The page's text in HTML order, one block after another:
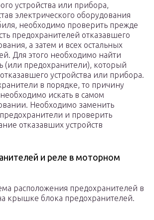
устройства или прибора,
электрического оборудования
необходимо проверить прежде
предохранителей отказавшего
а затем и всех остальных
Для этого необходимо найти
(или предохранители), который
устройства или прибора.
в порядке, то причину
искать в самом
Необходимо заменить
и проверить
отказавших устройств
и реле в моторном
расположения предохранителей в
крышке блока предохранителей.